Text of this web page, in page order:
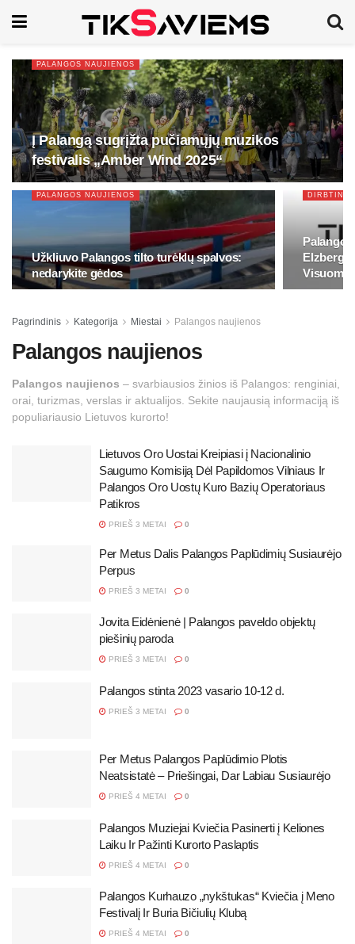
PALANGOS NAUJIENOS
Į Palangą sugrįžta pučiamųjų muzikos
festivalis „Amber Wind 2025“
PALANGOS NAUJIENOS
Užkliuvo Palangos tilto turėklų spalvos:
nedarykite gėdos
DIRBTINIS
Pagrindinis Kategorija Miestai Palangos naujienos
Palangos naujienos
Palangos naujienos – svarbiausios žinios iš Palangos: renginiai,
orai, turizmas, verslas ir aktualijos. Sekite naujausią informaciją iš
populiariausio Lietuvos kurorto!
Lietuvos Oro Uostai Kreipiasi į Nacionalinio
Saugumo Komisiją Dėl Papildomos Vilniaus Ir
Palangos Oro Uostų Kuro Bazių Operatoriaus
Patikros
PRIEŠ 3 METAI 0
Per Metus Dalis Palangos Paplūdimių Susiaurėjo
Perpus
PRIEŠ 3 METAI 0
Jovita Eidėnienė | Palangos paveldo objektų
piešinių paroda
PRIEŠ 3 METAI 0
Palangos stinta 2023 vasario 10-12 d.
PRIEŠ 3 METAI 0
Per Metus Palangos Paplūdimio Plotis
Neatsistatė – Priešingai, Dar Labiau Susiaurėjo
PRIEŠ 4 METAI 0
Palangos Muziejai Kviečia Pasinerti į Keliones
Laiku Ir Pažinti Kurorto Paslaptis
PRIEŠ 4 METAI 0
Palangos Kurhauzo „nykštukas“ Kviečia į Meno
Festivalį Ir Buria Bičiulių Klubą
PRIEŠ 4 METAI 0